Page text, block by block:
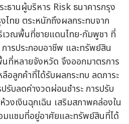
ะธานผู้บริหาร Risk ธนาคารกรุง
ไทย ตระหนักถึงผลกระทบจาก
เวณพื้นที่ชายแดนไทย-กัมพูชา ที่
ารประกอบอาชีพ และทรัพย์สิน
นที่หลายจังหวัด จึงออกมาตรการ
ลือลูกค้าที่ได้รับผลกระทบ ลดภาระ
รับลดค่างวดผ่อนชำระ การปรับ
วงเงินฉุกเฉิน เสริมสภาพคล่องใน
มแซมที่อยู่อาศัยและทรัพย์สินที่ได้